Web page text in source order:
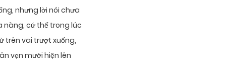
nhưng lời nói chưa
nàng, cứ thế trong lúc
trên vai trượt xuống,
vẹn mười hiện lên